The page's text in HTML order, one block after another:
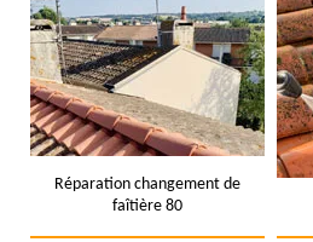
Réparation changement de
faîtière 80